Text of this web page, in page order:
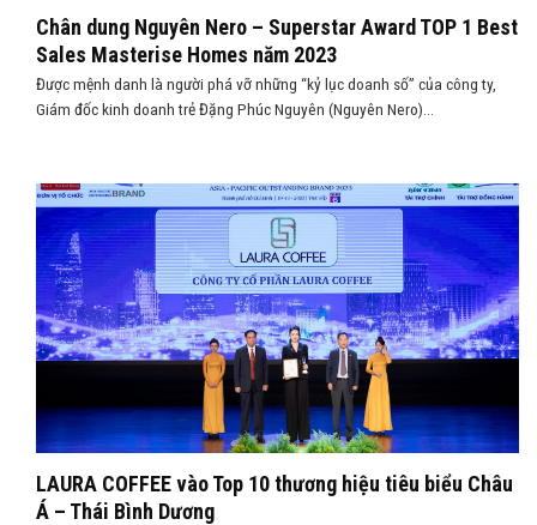
Chân dung Nguyên Nero – Superstar Award TOP 1 Best
Sales Masterise Homes năm 2023
Được mệnh danh là người phá vỡ những “kỷ lục doanh số” của công ty,
Giám đốc kinh doanh trẻ Đặng Phúc Nguyên (Nguyên Nero)...
LAURA COFFEE vào Top 10 thương hiệu tiêu biểu Châu
Á – Thái Bình Dương